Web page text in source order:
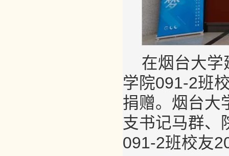
在烟台大
学院091-2班
捐赠。烟台大
支书记马群、
091-2班校友